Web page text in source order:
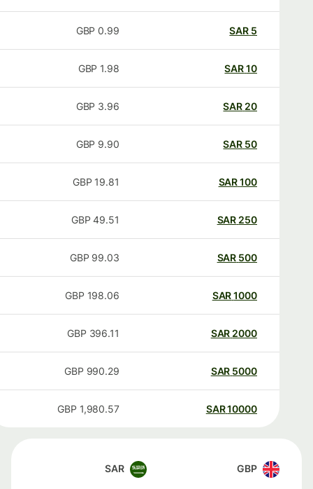
SAR
0.99
GBP
SAR
1.98
GBP
20
SAR
3.96
GBP
50
SAR
9.90
GBP
100
SAR
19.81
GBP
250
SAR
49.51
GBP
500
SAR
99.03
GBP
1000
SAR
198.06
GBP
2000
SAR
396.11
GBP
5000
SAR
990.29
GBP
10000
SAR
1,980.57
GBP
GBP
SAR